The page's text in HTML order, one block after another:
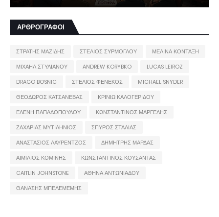
ΑΡΘΡΟΓΡΑΦΟΙ
ΣΤΡΑΤΗΣ ΜΑΖΙΔΗΣ ΣΤΕΛΙΟΣ ΣΥΡΜΟΓΛΟΥ
ΜΕΛΙΝΑ ΚΟΝΤΑΞΗ
ΜΙΧΑΗΛ ΣΤΥΛΙΑΝΟΥ
ANDREW KORYBKO
LUCAS LEIROZ
DRAGO BOSNIC
ΣΤΕΛΙΟΣ ΦΕΝΕΚΟΣ
MICHAEL SNYDER
ΘΕΟΔΩΡΟΣ ΚΑΤΣΑΝΕΒΑΣ
ΚΡΙΝΙΩ ΚΑΛΟΓΕΡΙΔΟΥ
ΕΛΕΝΗ ΠΑΠΑΔΟΠΟΥΛΟΥ
ΚΩΝΣΤΑΝΤΙΝΟΣ ΜΑΡΓΕΛΗΣ
ΖΑΧΑΡΙΑΣ ΜΥΤΙΛΗΝΙΟΣ
ΣΠΥΡΟΣ ΣΤΑΛΙΑΣ
ΑΝΑΣΤΑΣΙΟΣ ΛΑΥΡΕΝΤΖΟΣ
ΔΗΜΗΤΡΗΣ ΜΑΡΔΑΣ
ΑΙΜΙΛΙΟΣ ΚΟΜΙΝΗΣ
ΚΩΝΣΤΑΝΤΙΝΟΣ ΚΟΥΣΑΝΤΑΣ
CAITLIN JOHNSTONE
ΑΘΗΝΑ ΑΝΤΩΝΙΑΔΟΥ
ΘΑΝΑΣΗΣ ΜΠΕΛΕΜΕΜΗΣ